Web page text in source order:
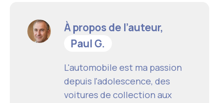
À propos de l’auteur,
Paul G.
L'automobile est ma passion
depuis l'adolescence, des
voitures de collection aux